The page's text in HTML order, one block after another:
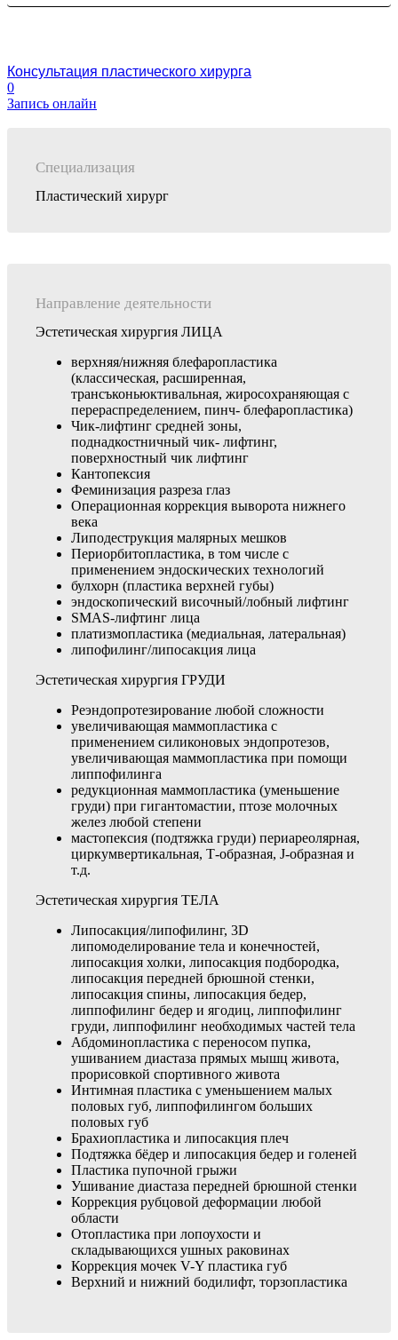
Консультация пластического хирурга
0
Запись онлайн
Специализация
Пластический хирург
Направление деятельности
Эстетическая хирургия ЛИЦА
верхняя/нижняя блефаропластика
(классическая, расширенная,
трансъконьюктивальная, жиросохраняющая с
перераспределением, пинч- блефаропластика)
Чик-лифтинг средней зоны,
поднадкостничный чик- лифтинг,
поверхностный чик лифтинг
Кантопексия
Феминизация разреза глаз
Операционная коррекция выворота нижнего
века
Липодеструкция малярных мешков
Периорбитопластика, в том числе с
применением эндоскических технологий
булхорн (пластика верхней губы)
эндоскопический височный/лобный лифтинг
SMAS-лифтинг лица
платизмопластика (медиальная, латеральная)
липофилинг/липосакция лица
Эстетическая хирургия ГРУДИ
Реэндопротезирование любой сложности
увеличивающая маммопластика с
применением силиконовых эндопротезов,
увеличивающая маммопластика при помощи
липпофилинга
редукционная маммопластика (уменьшение
груди) при гигантомастии, птозе молочных
желез любой степени
мастопексия (подтяжка груди) периареолярная,
циркумвертикальная, Т-образная, J-образная и
т.д.
Эстетическая хирургия ТЕЛА
Липосакция/липофилинг, 3D
липомоделирование тела и конечностей,
липосакция холки, липосакция подбородка,
липосакция передней брюшной стенки,
липосакция спины, липосакция бедер,
липпофилинг бедер и ягодиц, липпофилинг
груди, липпофилинг необходимых частей тела
Абдоминопластика с переносом пупка,
ушиванием диастаза прямых мышц живота,
прорисовкой спортивного живота
Интимная пластика с уменьшением малых
половых губ, липпофилингом больших
половых губ
Брахиопластика и липосакция плеч
Подтяжка бёдер и липосакция бедер и голеней
Пластика пупочной грыжи
Ушивание диастаза передней брюшной стенки
Коррекция рубцовой деформации любой
области
Отопластика при лопоухости и
складывающихся ушных раковинах
Коррекция мочек V-Y пластика губ
Верхний и нижний бодилифт, торзопластика